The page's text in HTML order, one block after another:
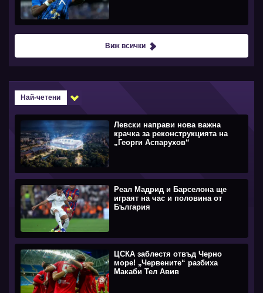
Виж всички
Най-четени
Левски направи нова важна
крачка за реконструкцията на
„Георги Аспарухов“
Реал Мадрид и Барселона ще
играят на час и половина от
България
ЦСКА заблестя отвъд Черно
море! „Червените“ разбиха
Макаби Тел Авив